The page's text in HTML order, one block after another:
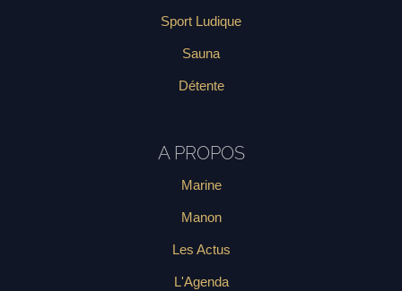
Sport Ludique
Sauna
Détente
A PROPOS
Marine
Manon
Les Actus
L'Agenda